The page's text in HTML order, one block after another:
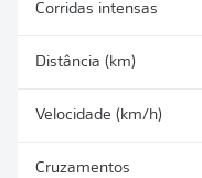
Corridas intensas
Distância (km)
Velocidade (km/h)
Cruzamentos